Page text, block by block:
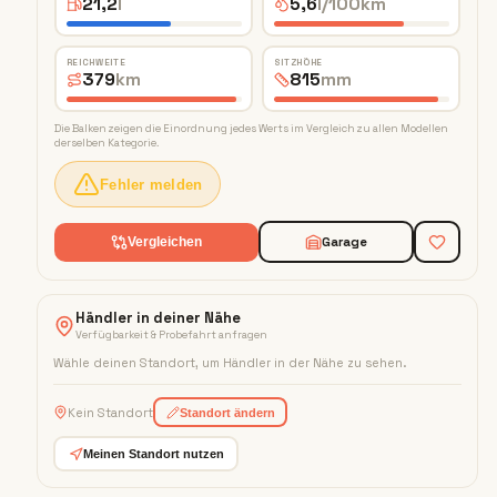
REICHWEITE
379km
SITZHÖHE
815mm
Die Balken zeigen die Einordnung jedes Werts im Vergleich zu allen Modellen
derselben Kategorie.
Fehler melden
Vergleichen Garage
Händler in deiner Nähe
Verfügbarkeit & Probefahrt anfragen
Wähle deinen Standort, um Händler in der Nähe zu sehen.
Kein Standort Standort ändern
Meinen Standort nutzen